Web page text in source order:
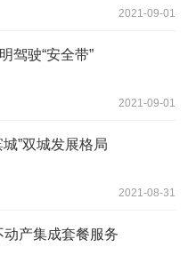
2021-09-01
驾驶“安全带”
2021-09-01
”双城发展格局
2021-08-31
产集成套餐服务